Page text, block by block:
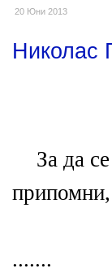
20 Юни 2013
Николас
За да
припомни,
.......